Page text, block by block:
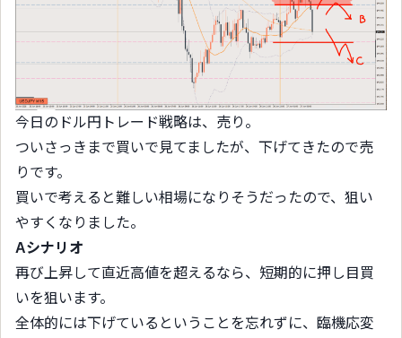
今日のドル円トレード戦略は、売り。
ついさっきまで買いで見てましたが、下げてきたので売
りです。
買いで考えると難しい相場になりそうだったので、狙い
やすくなりました。
Aシナリオ
再び上昇して直近高値を超えるなら、短期的に押し目買
いを狙います。
全体的には下げているということを忘れずに、臨機応変